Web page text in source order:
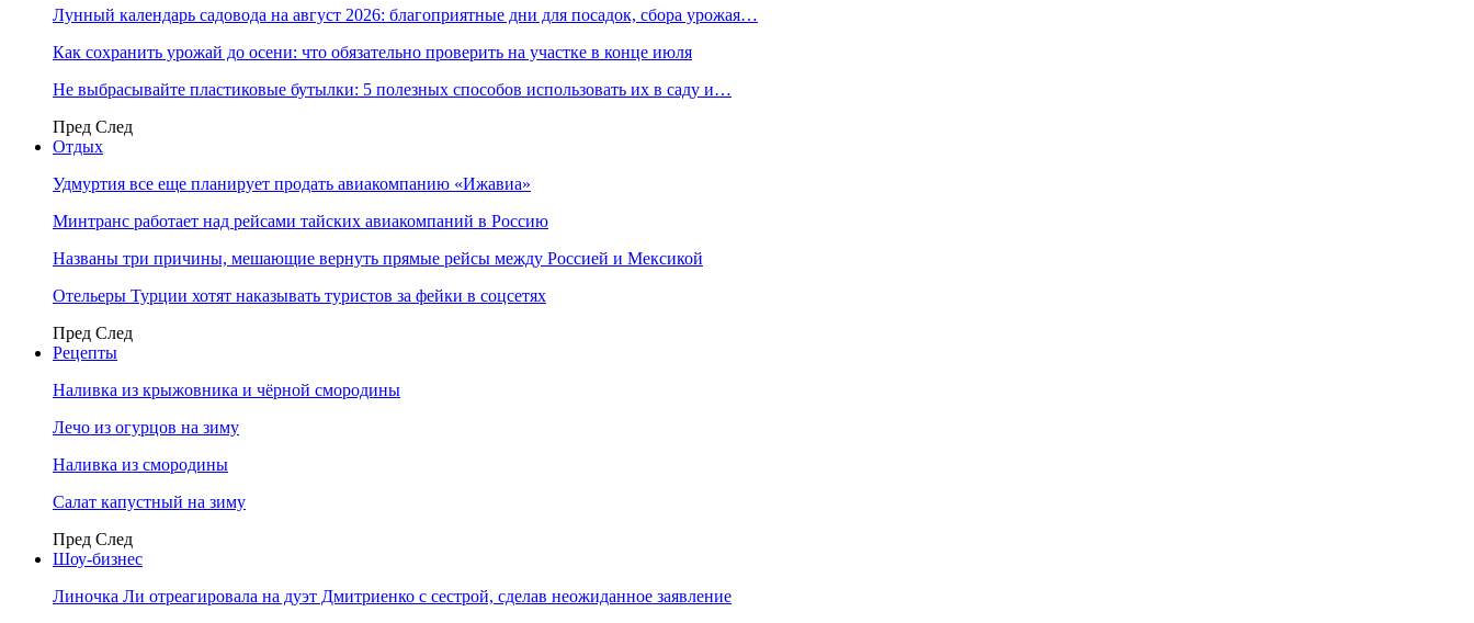
Лунный календарь садовода на август 2026: благоприятные дни для посадок, сбора урожая…
Как сохранить урожай до осени: что обязательно проверить на участке в конце июля
Не выбрасывайте пластиковые бутылки: 5 полезных способов использовать их в саду и…
Пред След
Отдых
Удмуртия все еще планирует продать авиакомпанию «Ижавиа»
Минтранс работает над рейсами тайских авиакомпаний в Россию
Названы три причины, мешающие вернуть прямые рейсы между Россией и Мексикой
Отельеры Турции хотят наказывать туристов за фейки в соцсетях
Пред След
Рецепты
Наливка из крыжовника и чёрной смородины
Лечо из огурцов на зиму
Наливка из смородины
Салат капустный на зиму
Пред След
Шоу-бизнес
Линочка Ли отреагировала на дуэт Дмитриенко с сестрой, сделав неожиданное заявление